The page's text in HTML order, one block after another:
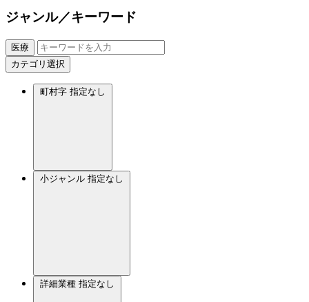
ジャンル／キーワード
医療
カテゴリ選択
町村字 指定なし
小ジャンル 指定なし
詳細業種 指定なし